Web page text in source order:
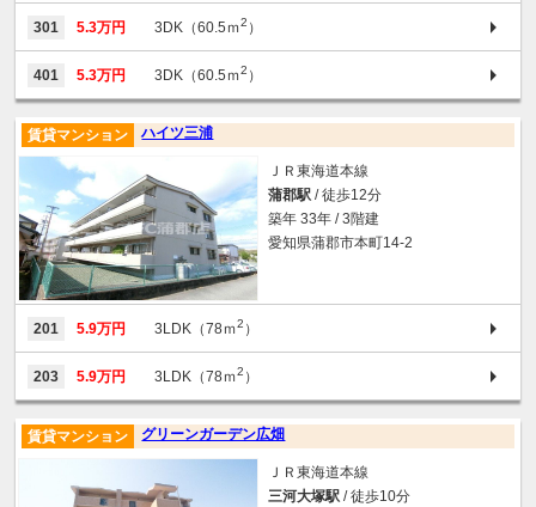
301 5.3万円 3DK（60.5ｍ2 ）
401 5.3万円 3DK（60.5ｍ2 ）
ハイツ三浦
賃貸マンション
ＪＲ東海道本線
蒲郡駅 / 徒歩12分
築年 33年 / 3階建
愛知県蒲郡市本町14-2
201 5.9万円 3LDK（78ｍ2 ）
203 5.9万円 3LDK（78ｍ2 ）
グリーンガーデン広畑
賃貸マンション
ＪＲ東海道本線
三河大塚駅 / 徒歩10分